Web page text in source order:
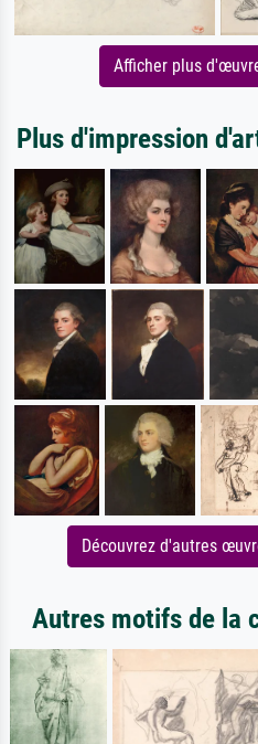
Afficher plus
Plus d'impression
Découvrez d'autres
Autres motifs de la